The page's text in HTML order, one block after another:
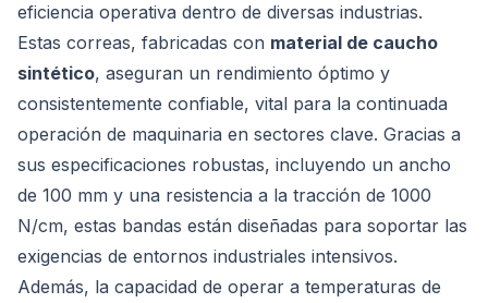
eficiencia operativa dentro de diversas industrias.
Estas correas, fabricadas con material de caucho
sintético, aseguran un rendimiento óptimo y
consistentemente confiable, vital para la continuada
operación de maquinaria en sectores clave. Gracias a
sus especificaciones robustas, incluyendo un ancho
de 100 mm y una resistencia a la tracción de 1000
N/cm, estas bandas están diseñadas para soportar las
exigencias de entornos industriales intensivos.
Además, la capacidad de operar a temperaturas de